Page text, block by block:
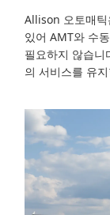
Allison 오토매틱
있어 AMT와 수
필요하지 않습
의 서비스를 유